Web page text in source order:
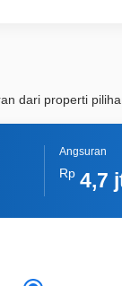
dari properti
Angsuran
Rp 4,7